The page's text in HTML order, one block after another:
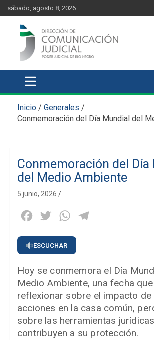
content
Skip
to
content
sábado, agosto 8, 2026
Comunicación
Inicio
Generales
Conmemoración del Día Mundial del
Conmemoración del Día
del Medio Ambiente
5 junio, 2026
Facebook
Twitter WhatsApp
ESCUCHAR
Hoy se conmemora el Día
Medio Ambiente, una fecha
reflexionar sobre el impacto de
acciones en la casa común,
sobre las herramientas
contribuyen a su protección.